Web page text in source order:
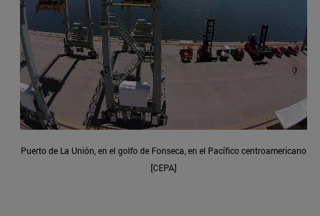
Puerto de La Unión, en el golfo de Fonseca, en el Pacífico centroamericano
[CEPA]